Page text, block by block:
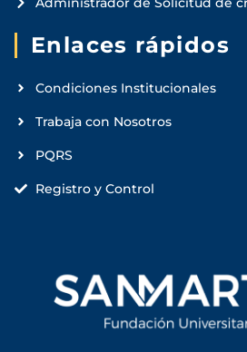
Administrador de Solicitud de
Enlaces rápidos
Condiciones Institucionales
Trabaja con Nosotros
PQRS
Registro y Control